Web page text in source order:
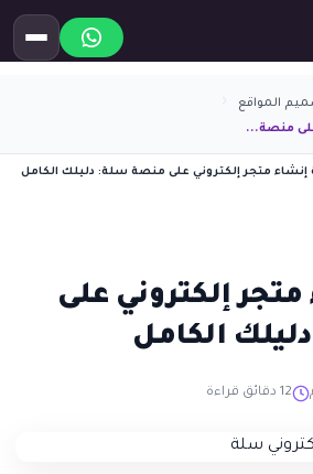
المواقع
منصة...
إنشاء متجر إلكتروني على منصة سلة: دليلك الكامل
إلكتروني على
الكامل
12 دقائق قراءة